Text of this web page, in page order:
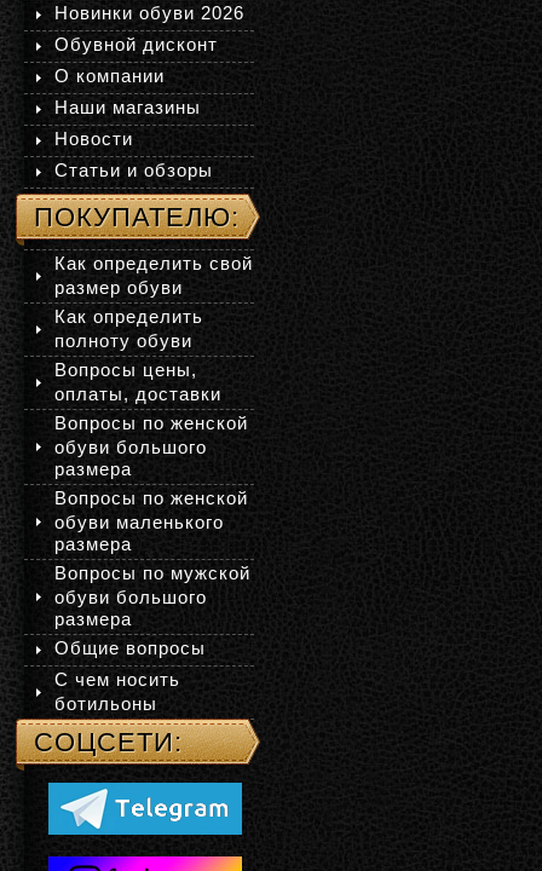
Новинки обуви 2026
Обувной дисконт
О компании
Наши магазины
Новости
Статьи и обзоры
ПОКУПАТЕЛЮ:
Как определить свой
размер обуви
Как определить
полноту обуви
Вопросы цены,
оплаты, доставки
Вопросы по женской
обуви большого
размера
Вопросы по женской
обуви маленького
размера
Вопросы по мужской
обуви большого
размера
Общие вопросы
С чем носить
ботильоны
СОЦСЕТИ: